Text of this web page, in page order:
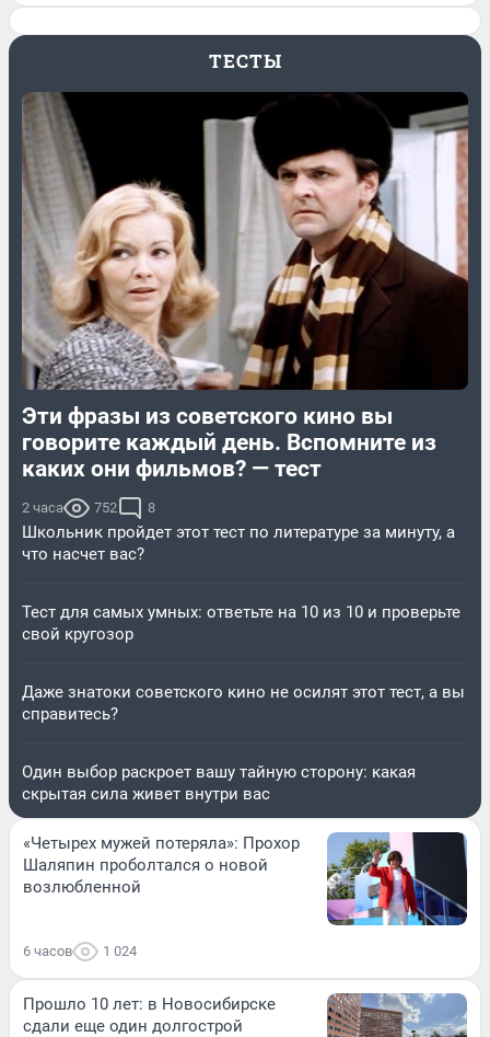
ТЕСТЫ
Эти фразы из советского кино вы
говорите каждый день. Вспомните из
каких они фильмов? — тест
2 часа 752 8
Школьник пройдет этот тест по литературе за минуту, а
что насчет вас?
Тест для самых умных: ответьте на 10 из 10 и проверьте
свой кругозор
Даже знатоки советского кино не осилят этот тест, а вы
справитесь?
Один выбор раскроет вашу тайную сторону: какая
скрытая сила живет внутри вас
«Четырех мужей потеряла»: Прохор
Шаляпин проболтался о новой
возлюбленной
6 часов 1 024
Прошло 10 лет: в Новосибирске
сдали еще один долгострой